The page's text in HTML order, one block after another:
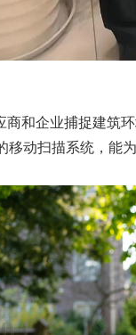
商和企业捕捉建筑
移动扫描系统，能